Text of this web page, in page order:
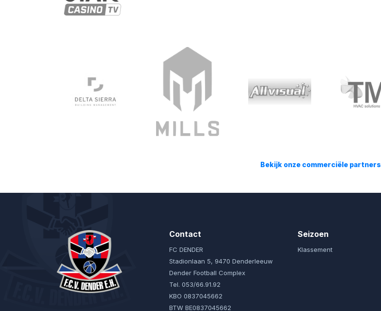
Bekijk onze commerciële partners
Contact
FC DENDER
Stadionlaan 5, 9470 Denderleeuw
Dender Football Complex
Tel. 053/66.91.92
KBO 0837045662
BTW BE0837045662
Seizoen
Klassement